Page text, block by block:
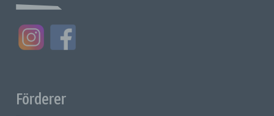
Förderer
Die Einschränkung der Verarbeitung ist die Kennzeichnung
gespeicherter personenbezogener Daten mit dem Ziel, deren
Profiling ist jede Art der automatisierten Verarbeitung